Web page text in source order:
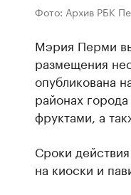
Фото: Архив РБК
Мэрия Перми
размещения
опубликована
районах
фруктами, а
Сроки
на киоски и